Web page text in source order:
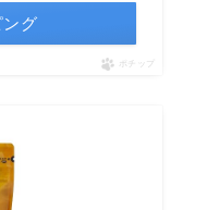
ング
ポチップ